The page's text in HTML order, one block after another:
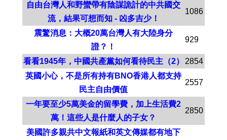
自由台灣人和野蠻帶有陰謀詭計的中共國交
流，結果可想而知 - 凶多吉少！
1086
震驚消息：大概20萬台灣人有大陸身分
證？！
929
看看1945年，中國共產黨如何看待民主（2）
2854
英國小心，不是所有持有BNO香港人都支持
民主自由價值
2557
一年要至少5萬美金的留學費，加上生活費2
萬！這些人是什麼人的子女？
2850
美國許多親共中文報紙和英文傳媒都有地下